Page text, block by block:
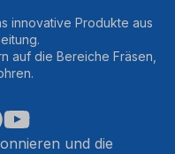
innovative Produkte aus
auf die Bereiche Fräsen,
und die